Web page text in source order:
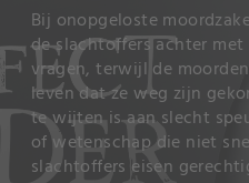
Bij onopgeloste
de slachtoffers achter
vragen, terwijl de
leven dat ze weg zijn
te wijten is aan slecht
of wetenschap die niet
slachtoffers eisen